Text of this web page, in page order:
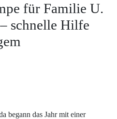
für Familie U.
schnelle Hilfe
begann das Jahr mit einer